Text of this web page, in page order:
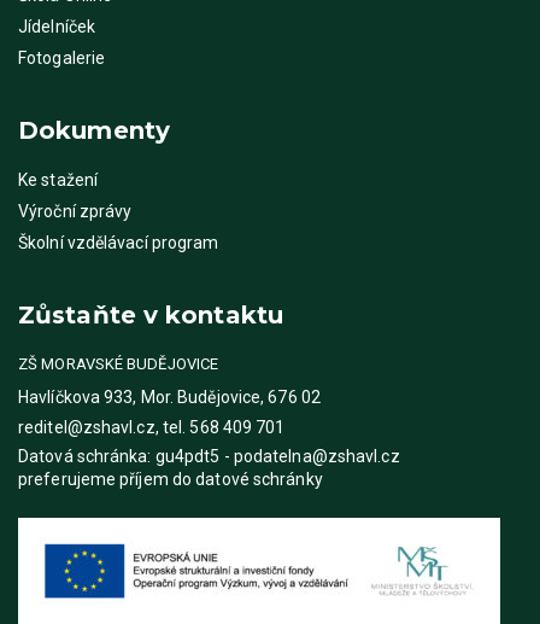
Jídelníček
Fotogalerie
Dokumenty
Ke stažení
Výroční zprávy
Školní vzdělávací program
Zůstaňte v kontaktu
ZŠ MORAVSKÉ BUDĚJOVICE
Havlíčkova 933, Mor. Budějovice, 676 02
reditel@zshavl.cz, tel. 568 409 701
Datová schránka: gu4pdt5 - podatelna@zshavl.cz
preferujeme příjem do datové schránky